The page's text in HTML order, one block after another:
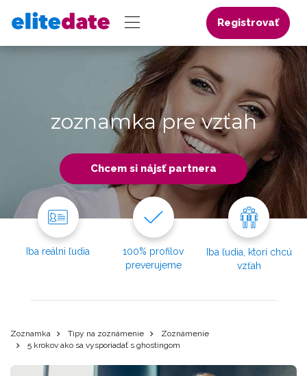
Registrovať
zoznamka pre vzťah
Chcem si nájsť partnera
Iba reálni ľudia
100% profilov
preverujeme
Iba ľudia, ktorí chcú
vzťah
Zoznamka Tipy na zoznámenie
Zoznámenie
5 krokov ako sa vysporiadať s ghostingom